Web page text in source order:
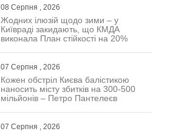
08 Серпня , 2026
Жодних ілюзій щодо зими – у
Київраді закидають, що КМДА
виконала План стійкості на 20%
07 Серпня , 2026
Кожен обстріл Києва балістикою
наносить місту збитків на 300-500
мільйонів – Петро Пантелеєв
07 Серпня , 2026